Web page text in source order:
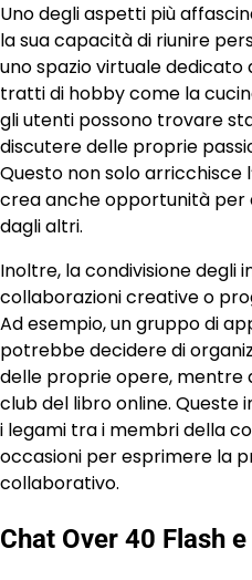
Uno degli aspetti più
la sua capacità di riunire
uno spazio virtuale dedicato
tratti di hobby come la
gli utenti possono trovare
discutere delle proprie
Questo non solo arricchisce
crea anche opportunità per
dagli altri.
Inoltre, la condivisione degli
collaborazioni creative o
Ad esempio, un gruppo di
potrebbe decidere di
delle proprie opere,
club del libro online. Queste
i legami tra i membri della
occasioni per esprimere la
collaborativo.
Chat Over 40 Flash